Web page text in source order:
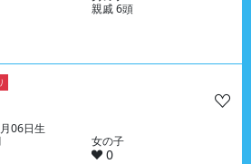
親戚 6頭
06日生
女の子
0